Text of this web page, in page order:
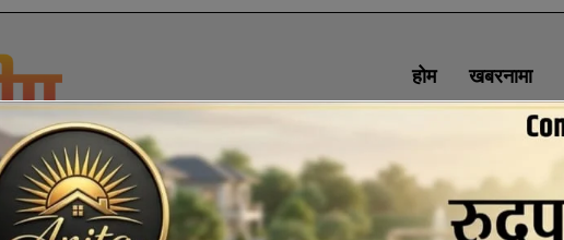
होम खबरनामा